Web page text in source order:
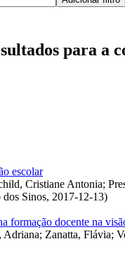
para a
escolar
Cristiane Antonia;
Sinos, 2017-12-13)
formação docente na
Adriana; Zanatta, Flávia;